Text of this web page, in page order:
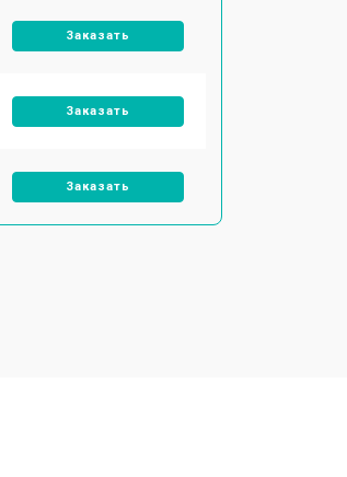
Заказать
Заказать
Заказать